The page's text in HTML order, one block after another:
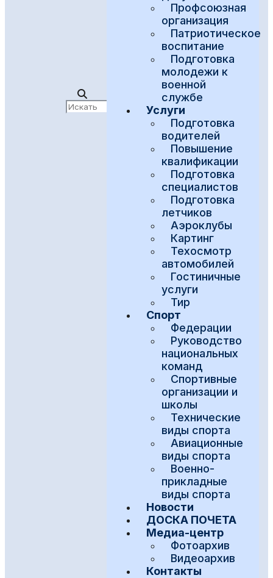
Профсоюзная
организация
Патриотическое
воспитание
Подготовка
молодежи к
военной
службе
Услуги
Подготовка
водителей
Повышение
квалификации
Подготовка
специалистов
Подготовка
летчиков
Аэроклубы
Картинг
Техосмотр
автомобилей
Гостиничные
услуги
Тир
Спорт
Федерации
Руководство
национальных
команд
Спортивные
организации и
школы
Технические
виды спорта
Авиационные
виды спорта
Военно-
прикладные
виды спорта
Новости
ДОСКА ПОЧЕТА
Медиа-центр
Фотоархив
Видеоархив
Контакты